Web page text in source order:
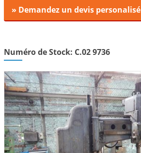
» Demandez un devis personalisé
Numéro de Stock: C.02 9736